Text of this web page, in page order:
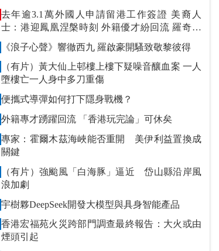
到指定戶口作「保證金」
去年逾3.1萬外國人申請留港工作簽證 美裔人
士：港迎鳳凰涅槃時刻 外籍優才紛回流 羅奇抹
黑論被打臉
《浪子心聲》響徹西九 羅啟豪開騷致敬黎彼得
（有片）黃大仙上邨樓上樓下疑噪音釀血案 一人
墮樓亡一人身中多刀重傷
便攜式導彈如何打下隱身戰機？
外籍專才踴躍回流 「香港玩完論」可休矣
專家：霍爾木茲海峽能否重開 美伊利益置換成
關鍵
（有片）強颱風「白海豚」逼近 岱山縣沿岸風
浪加劇
宇樹夥DeepSeek開發大模型與具身智能產品
香港宏福苑火災跨部門調查最終報告：大火或由
煙頭引起